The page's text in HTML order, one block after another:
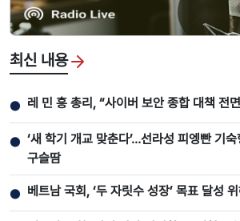
최신 내용
● 레 민 흥 총리, “사이버 보안 종합 대책 전
● ‘새 학기 개교 맞춘다’…선라성 피엥빤 기
구슬땀
● 베트남 국회, ‘두 자릿수 성장’ 목표 달성